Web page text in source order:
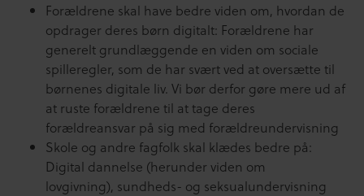
Forældrene skal have bedre viden om, hvordan de
opdrager deres børn digitalt: Forældrene har
generelt grundlæggende en viden om sociale
spilleregler, som de har svært ved at oversætte til
børnenes digitale liv. Vi bør derfor gøre mere ud af
at ruste forældrene til at tage deres
forældreansvar på sig med forældreundervisning
Skole og andre fagfolk skal klædes bedre på:
Digital dannelse (herunder viden om
lovgivning), sundheds- og seksualundervisning